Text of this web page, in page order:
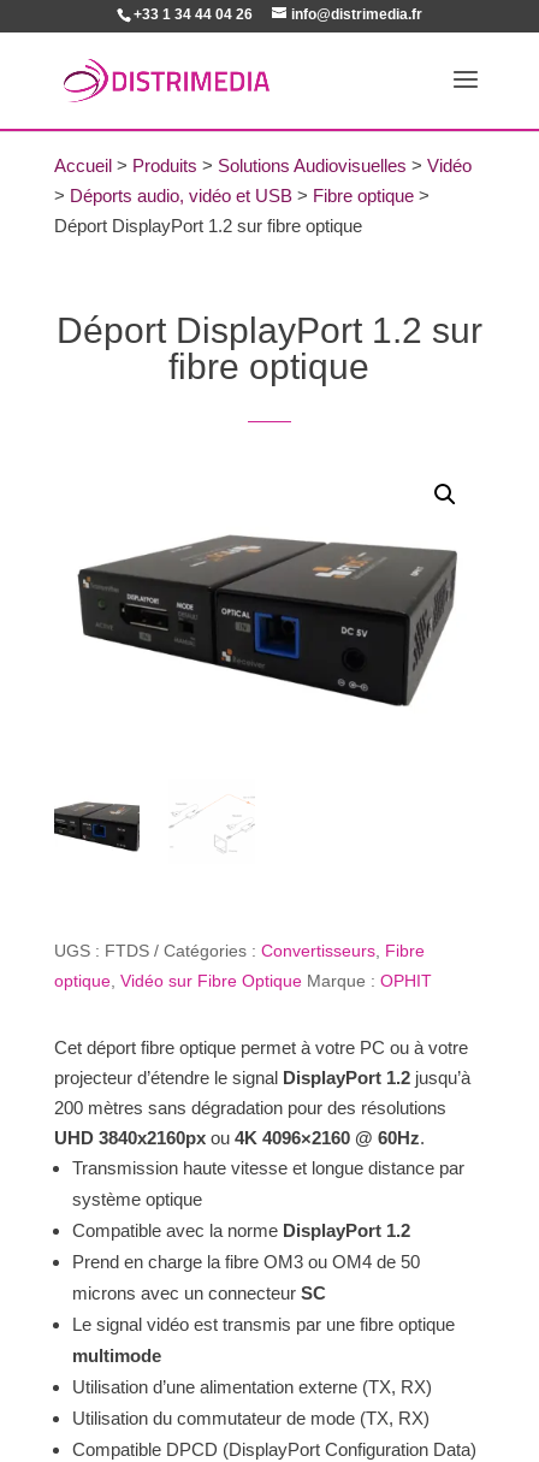
+33 1 34 44 04 26 info@distrimedia.fr
Accueil> Produits > Solutions Audiovisuelles > Vidéo
> Déports audio, vidéo et USB> Fibre optique>
Déport DisplayPort 1.2 sur fibre optique
Déport DisplayPort 1.2 sur
fibre optique
UGS : FTDS Catégories : Convertisseurs, Fibre
optique, Vidéo sur Fibre Optique Marque : OPHIT
Cet déport fibre optique permet à votre PC ou à votre
projecteur d’étendre le signal DisplayPort 1.2jusqu’à
200 mètres sans dégradation pour des résolutions
UHD 3840x2160pxou 4K 4096×2160 @ 60Hz.
Transmission haute vitesse et longue distance par
système optique
Compatible avec la norme DisplayPort 1.2
Prend en charge la fibre OM3 ou OM4 de 50
microns avec un connecteur SC
Le signal vidéo est transmis par une fibre optique
multimode
Utilisation d’une alimentation externe (TX, RX)
Utilisation du commutateur de mode (TX, RX)
Compatible DPCD (DisplayPort Configuration Data)